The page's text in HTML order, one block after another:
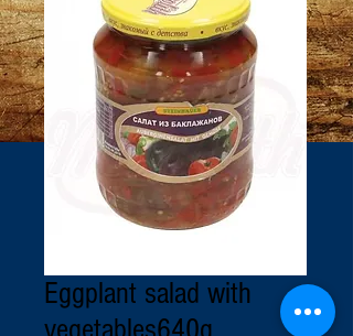
Eggplant salad with